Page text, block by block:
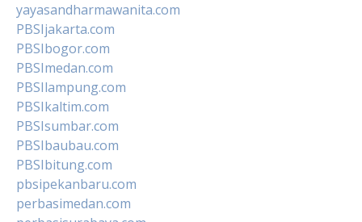
yayasandharmawanita.com
PBSIjakarta.com
PBSIbogor.com
PBSImedan.com
PBSIlampung.com
PBSIkaltim.com
PBSIsumbar.com
PBSIbaubau.com
PBSIbitung.com
pbsipekanbaru.com
perbasimedan.com